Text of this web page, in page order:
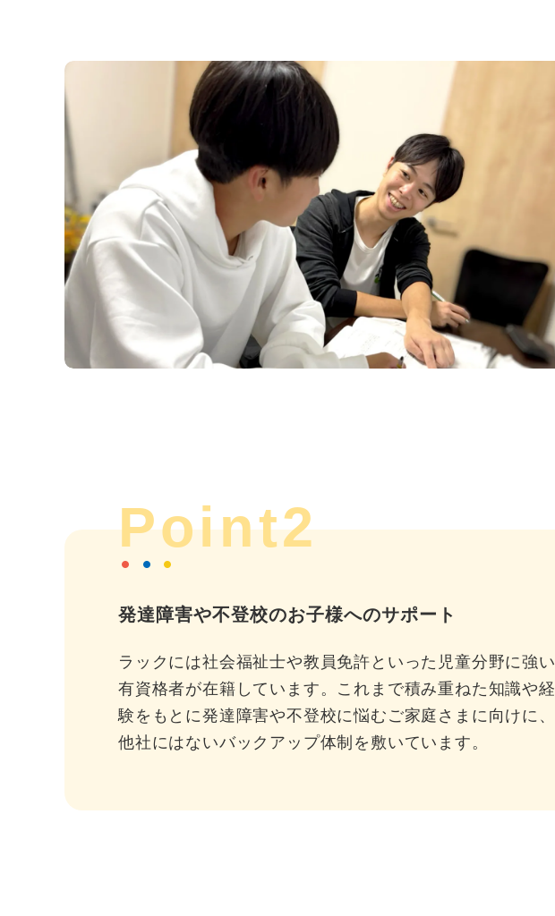
Point2
発達障害や不登校のお子様へのサポート
ラックには社会福祉士や教員免許といった児童分野に強い
有資格者が在籍しています。これまで積み重ねた知識や経
験をもとに発達障害や不登校に悩むご家庭さまに向けに、
他社にはないバックアップ体制を敷いています。